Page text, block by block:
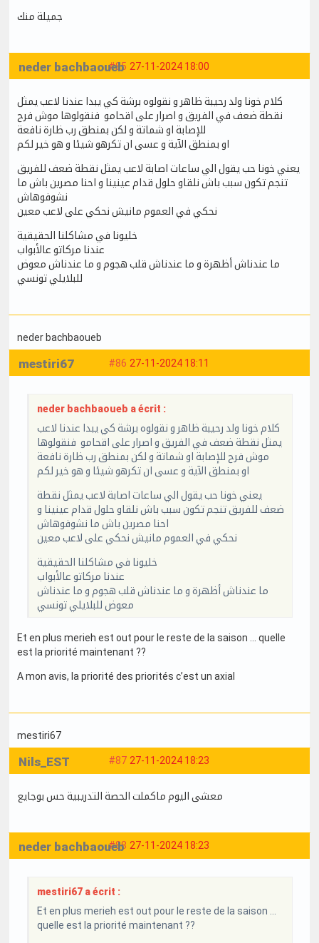
جميلة منك
#85 27-11-2024 18:00
neder bachbaoueb
كلام خونا ولد رحيبة ظاهر و نقولوه برشة كي يبدا عندنا لاعب يمثل
نقطة ضعف في الفريق و اصرار على اقحامو فنقولوها موش فرح
للإصابة او شماتة و لكن بمنطق رب ظارة نافعة
او بمنطق الآية و عسى ان تكرهو شيئا و هو خير لكم
يعني خونا حب يقول الي ساعات اصابة لاعب يمثل نقطة ضعف للفريق
تنجم تكون سبب باش نلقاو حلول قدام عينينا و احنا مصرين باش ما
نشوفوهاش
نحكي في العموم مانيش نحكي على لاعب معين
خليونا في مشاكلنا الحقيقية
عندنا مركاتو عالأبواب
ما عندناش أظهرة و ما عندناش قلب هجوم و ما عندناش معوض
للبلايلي تونسي
neder bachbaoueb
#86 27-11-2024 18:11
mestiri67
neder bachbaoueb a écrit :
كلام خونا ولد رحيبة ظاهر و نقولوه برشة كي يبدا عندنا لاعب
يمثل نقطة ضعف في الفريق و اصرار على اقحامو فنقولوها
موش فرح للإصابة او شماتة و لكن بمنطق رب ظارة نافعة
او بمنطق الآية و عسى ان تكرهو شيئا و هو خير لكم
يعني خونا حب يقول الي ساعات اصابة لاعب يمثل نقطة
ضعف للفريق تنجم تكون سبب باش نلقاو حلول قدام عينينا و
احنا مصرين باش ما نشوفوهاش
نحكي في العموم مانيش نحكي على لاعب معين
خليونا في مشاكلنا الحقيقية
عندنا مركاتو عالأبواب
ما عندناش أظهرة و ما عندناش قلب هجوم و ما عندناش
معوض للبلايلي تونسي
Et en plus merieh est out pour le reste de la saison … quelle
est la priorité maintenant ??
A mon avis, la priorité des priorités c’est un axial
mestiri67
#87 27-11-2024 18:23
Nils_EST
معشى اليوم ماكملت الحصة التدريبية حس بوجايع
#88 27-11-2024 18:23
neder bachbaoueb
mestiri67 a écrit :
Et en plus merieh est out pour le reste de la saison …
quelle est la priorité maintenant ??